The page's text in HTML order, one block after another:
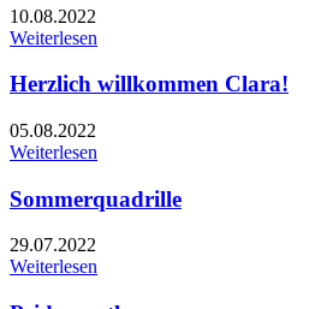
10.08.2022
Weiterlesen
Herzlich willkommen Clara!
05.08.2022
Weiterlesen
Sommerquadrille
29.07.2022
Weiterlesen